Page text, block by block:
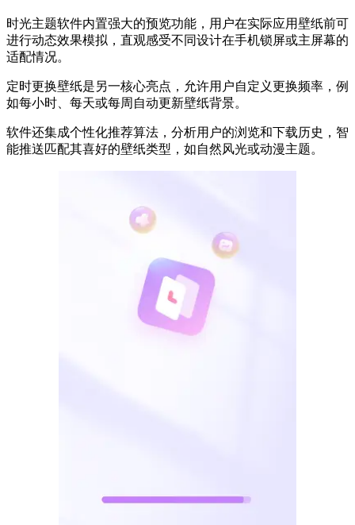
时光主题软件内置强大的预览功能，用户在实际应用壁纸前可
进行动态效果模拟，直观感受不同设计在手机锁屏或主屏幕的
适配情况。
定时更换壁纸是另一核心亮点，允许用户自定义更换频率，例
如每小时、每天或每周自动更新壁纸背景。
软件还集成个性化推荐算法，分析用户的浏览和下载历史，智
能推送匹配其喜好的壁纸类型，如自然风光或动漫主题。